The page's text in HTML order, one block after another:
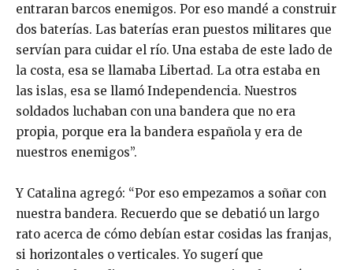
entraran barcos enemigos. Por eso mandé a construir
dos baterías. Las baterías eran puestos militares que
servían para cuidar el río. Una estaba de este lado de
la costa, esa se llamaba Libertad. La otra estaba en
las islas, esa se llamó Independencia. Nuestros
soldados luchaban con una bandera que no era
propia, porque era la bandera española y era de
nuestros enemigos”.
Y Catalina agregó: “Por eso empezamos a soñar con
nuestra bandera. Recuerdo que se debatió un largo
rato acerca de cómo debían estar cosidas las franjas,
si horizontales o verticales. Yo sugerí que